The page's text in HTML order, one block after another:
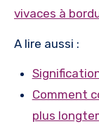
vivaces à
A lire aussi :
Comment
plus